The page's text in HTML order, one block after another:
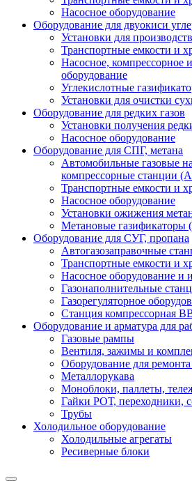
Насосное оборудование
Оборудование для двуокиси
Установки для
Транспортные емкости и
Насосное, компрессорное
оборудование
Углекислотные
Установки для очистки
Оборудование для редких газов
Установки получения
Насосное оборудование
Оборудование для СПГ, метана
Автомобильные газовые
компрессорные станции
Транспортные емкости и
Насосное оборудование
Установки ожижения
Метановые газификаторы
Оборудование для СУГ, пропана
Автогазозаправочные
Транспортные емкости и
Насосное оборудование и
Газонаполнительные
Газорегуляторное
Станция компрессорная
Оборудование и арматура для
Газовые рампы
Вентиля, зажимы и
Оборудование для
Металлорукава
Моноблоки, паллеты,
Гайки РОТ, переходники,
Трубы
Холодильное оборудование
Холодильные агрегаты
Ресиверные блоки